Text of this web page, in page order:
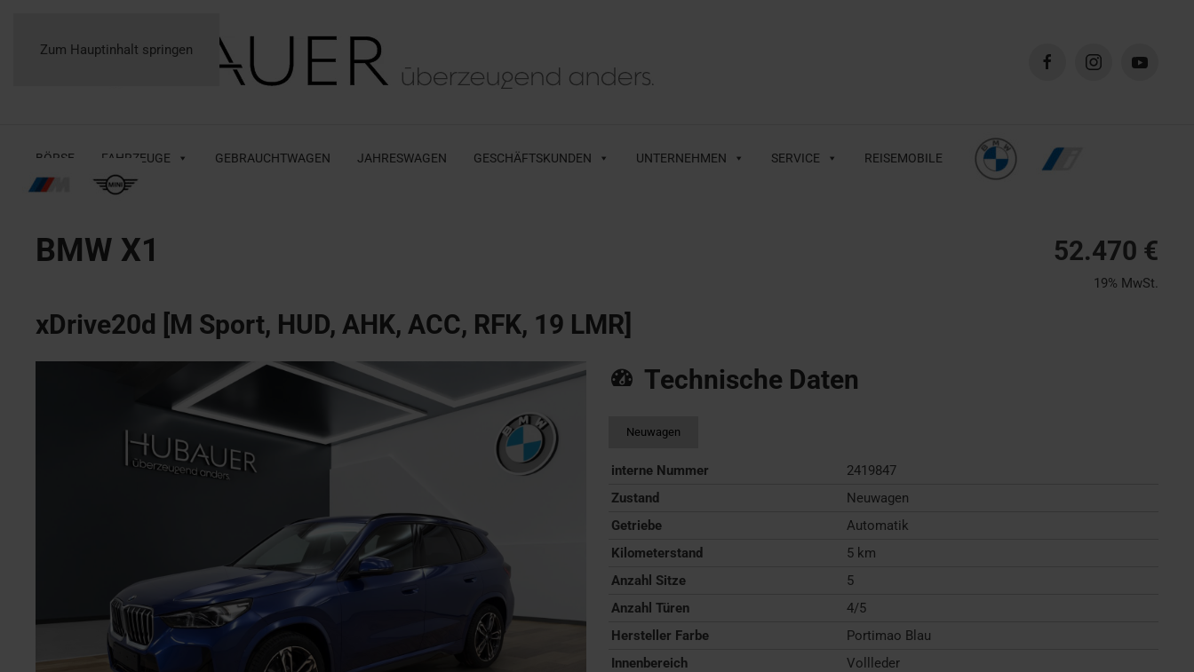
Zum Hauptinhalt springen
BÖRSE FAHRZEUGE GEBRAUCHTWAGEN JAHRESWAGEN GESCHÄFTSKUNDEN UNTERNEHMEN SERVICE REISEMOBILE
BMW X1
xDrive20d [M Sport, HUD, AHK, ACC, RFK, 19 LMR]
52.470 €
19% MwSt.
Technische Daten
Neuwagen
interne Nummer
2419847
Zustand
Neuwagen
Getriebe
Automatik
Kilometerstand
5 km
Anzahl Sitze
5
Anzahl Türen
4/5
Hersteller Farbe
Portimao Blau
Innenbereich
Vollleder